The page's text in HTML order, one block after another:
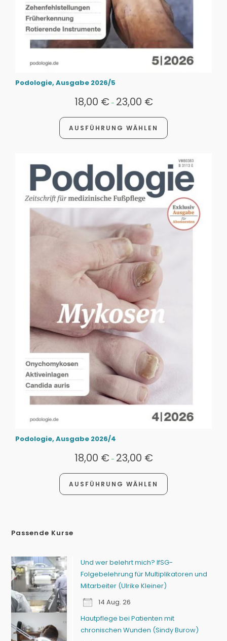
Podologie, Ausgabe 2026/5
18,00 €- 23,00 €
AUSFÜHRUNG WÄHLEN
Podologie, Ausgabe 2026/4
18,00 €- 23,00 €
AUSFÜHRUNG WÄHLEN
Passende Kurse
Und wer belehrt mich? IfSG-
Folgebelehrung für Multiplikatoren und
Mitarbeiter (Ulrike Kleiner)
14 Aug. 26
Hautpflege bei Patienten mit
chronischen Wunden (Sindy Burow)